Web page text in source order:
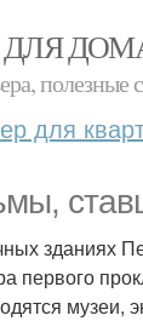
ДЛЯ
полезные
для
зданиях
первого